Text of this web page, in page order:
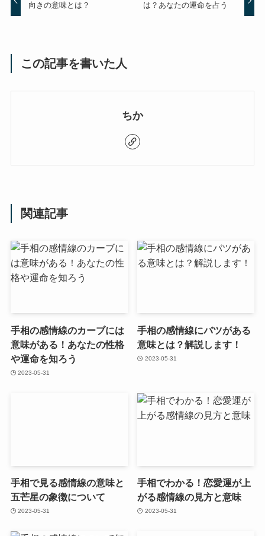
向きの意味とは？
は？あなたの運命を占う
この記事を書いた人
ちか
関連記事
手相の感情線のカーブには
意味がある！あなたの性格
や運命を知ろう
2023-05-31
手相の感情線にバツがある
意味とは？解説します！
2023-05-31
手相で見る感情線の意味と
五芒星の象徴について
2023-05-31
手相でわかる！恋愛運が上
がる感情線の見方と意味
2023-05-31